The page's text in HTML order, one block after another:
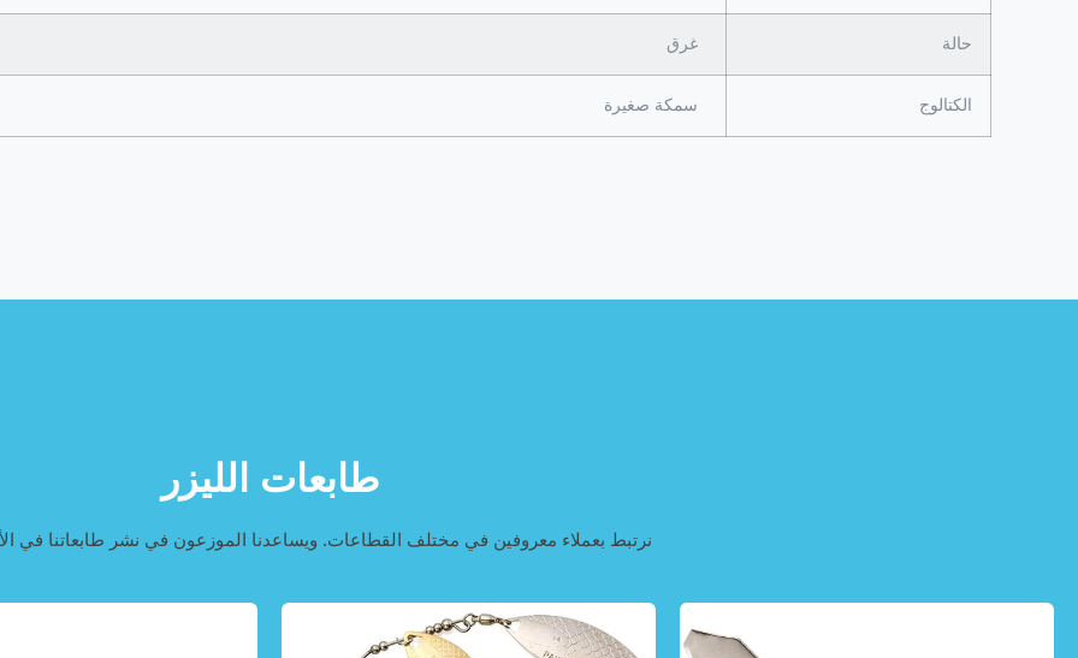
حالة غرق
الكتالوج سمكة صغيرة
طابعات الليزر
نرتبط بعملاء معروفين في مختلف القطاعات. ويساعدنا الموزعون في نشر طابعاتنا في